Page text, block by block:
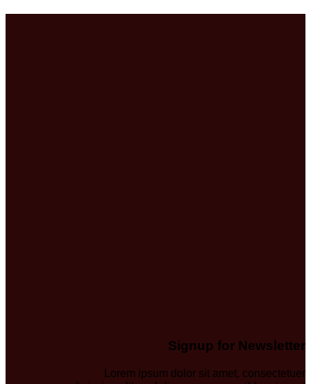
Signup for Newsletter
Lorem ipsum dolor sit amet, consectetuer